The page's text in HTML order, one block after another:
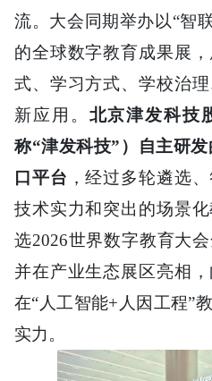
流。大会同期举办以“智
的全球数字教育成果展
式、学习方式、学校治
新应用。 北京津发科技
称“津发科技”）自主研
口平台 ，经过多轮遴选
技术实力和突出的场景
选2026世界数字教育大
并在产业生态展区亮相
在“人工智能+人因工程”
实力。